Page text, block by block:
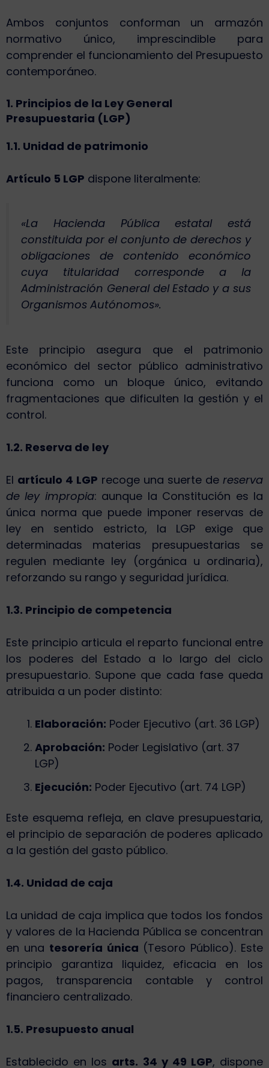
Ambos conjuntos conforman un armazón
normativo único, imprescindible para
comprender el funcionamiento del Presupuesto
contemporáneo.
1. Principios de la Ley General
Presupuestaria (LGP)
1.1. Unidad de patrimonio
Artículo 5 LGP dispone literalmente:
«La Hacienda Pública estatal está
constituida por el conjunto de derechos y
obligaciones de contenido económico
cuya titularidad corresponde a la
Administración General del Estado y a sus
Organismos Autónomos».
Este principio asegura que el patrimonio
económico del sector público administrativo
funciona como un bloque único, evitando
fragmentaciones que dificulten la gestión y el
control.
1.2. Reserva de ley
El artículo 4 LGP recoge una suerte de reserva
de ley impropia: aunque la Constitución es la
única norma que puede imponer reservas de
ley en sentido estricto, la LGP exige que
determinadas materias presupuestarias se
regulen mediante ley (orgánica u ordinaria),
reforzando su rango y seguridad jurídica.
1.3. Principio de competencia
Este principio articula el reparto funcional entre
los poderes del Estado a lo largo del ciclo
presupuestario. Supone que cada fase queda
atribuida a un poder distinto:
Elaboración: Poder Ejecutivo (art. 36 LGP)
Aprobación: Poder Legislativo (art. 37
LGP)
Ejecución: Poder Ejecutivo (art. 74 LGP)
Este esquema refleja, en clave presupuestaria,
el principio de separación de poderes aplicado
a la gestión del gasto público.
1.4. Unidad de caja
La unidad de caja implica que todos los fondos
y valores de la Hacienda Pública se concentran
en una tesorería única (Tesoro Público). Este
principio garantiza liquidez, eficacia en los
pagos, transparencia contable y control
financiero centralizado.
1.5. Presupuesto anual
Establecido en los arts. 34 y 49 LGP, dispone